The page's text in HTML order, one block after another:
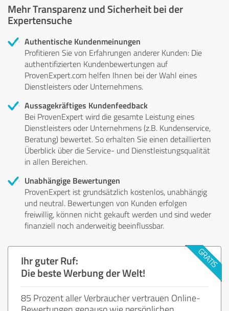
Mehr Transparenz und Sicherheit bei der
Expertensuche
Authentische Kundenmeinungen
Profitieren Sie von Erfahrungen anderer Kunden: Die
authentifizierten Kundenbewertungen auf
ProvenExpert.com helfen Ihnen bei der Wahl eines
Dienstleisters oder Unternehmens.
Aussagekräftiges Kundenfeedback
Bei ProvenExpert wird die gesamte Leistung eines
Dienstleisters oder Unternehmens (z.B. Kundenservice,
Beratung) bewertet. So erhalten Sie einen detaillierten
Überblick über die Service- und Dienstleistungsqualität
in allen Bereichen.
Unabhängige Bewertungen
ProvenExpert ist grundsätzlich kostenlos, unabhängig
und neutral. Bewertungen von Kunden erfolgen
freiwillig, können nicht gekauft werden und sind weder
finanziell noch anderweitig beeinflussbar.
Ihr guter Ruf:
Die beste Werbung der Welt!
85 Prozent aller Verbraucher vertrauen Online-